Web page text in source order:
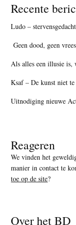
Recente
Ludo –
Geen dood, geen
Als alles een illusie is,
Ksaf – De kunst niet
Uitnodiging nieuwe
Reageren
We vinden het
manier in contact te
toe op de site?
Over het BD